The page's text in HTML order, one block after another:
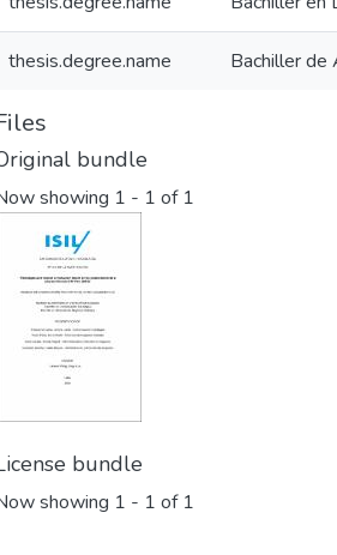
thesis.degree.name Bachiller de
bundle
showing 1 - 1 of 1
bundle
showing 1 - 1 of 1